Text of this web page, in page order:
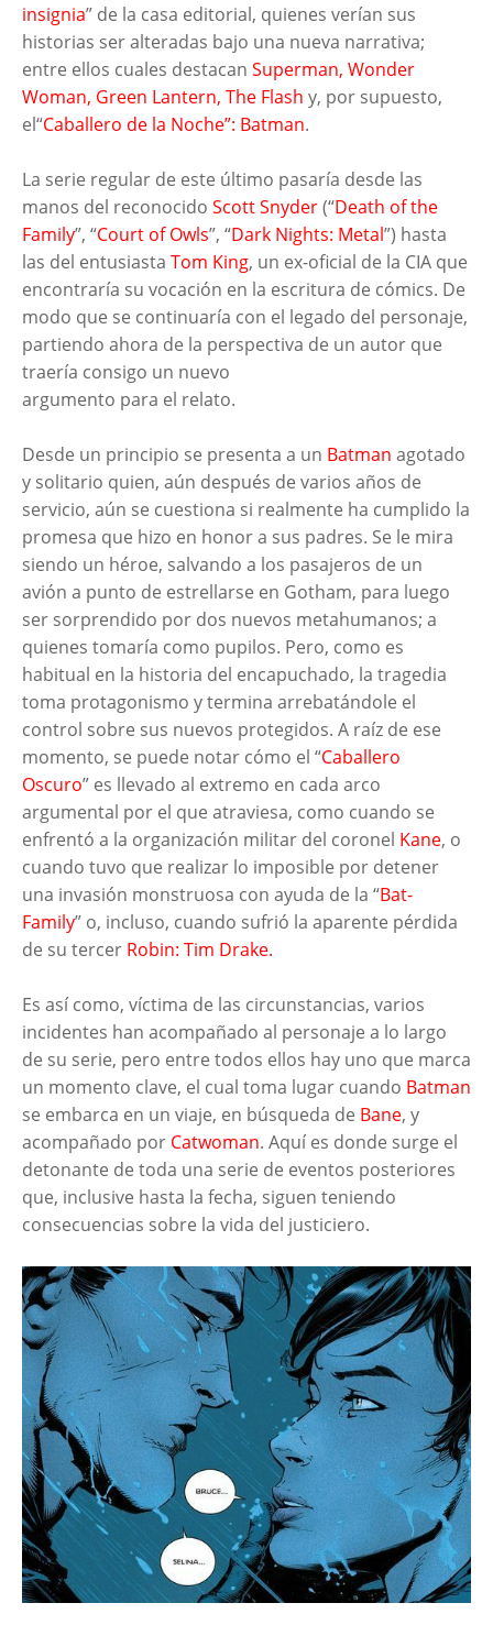
insignia” de la casa editorial, quienes verían sus
historias ser alteradas bajo una nueva narrativa;
entre ellos cuales destacan Superman, Wonder
Woman, Green Lantern, The Flash y, por supuesto,
el“Caballero de la Noche”: Batman.
La serie regular de este último pasaría desde las
manos del reconocido Scott Snyder(“Death of the
Family”, “Court of Owls”, “Dark Nights: Metal”) hasta
las del entusiasta Tom King, un ex-oficial de la CIA que
encontraría su vocación en la escritura de cómics. De
modo que se continuaría con el legado del personaje,
partiendo ahora de la perspectiva de un autor que
traería consigo un nuevo
argumento para el relato.
Desde un principio se presenta a un Batman agotado
y solitario quien, aún después de varios años de
servicio, aún se cuestiona si realmente ha cumplido la
promesa que hizo en honor a sus padres. Se le mira
siendo un héroe, salvando a los pasajeros de un
avión a punto de estrellarse en Gotham, para luego
ser sorprendido por dos nuevos metahumanos; a
quienes tomaría como pupilos. Pero, como es
habitual en la historia del encapuchado, la tragedia
toma protagonismo y termina arrebatándole el
control sobre sus nuevos protegidos. A raíz de ese
momento, se puede notar cómo el “Caballero
Oscuro” es llevado al extremo en cada arco
argumental por el que atraviesa, como cuando se
enfrentó a la organización militar del coronel Kane, o
cuando tuvo que realizar lo imposible por detener
una invasión monstruosa con ayuda de la “Bat-
Family” o, incluso, cuando sufrió la aparente pérdida
de su tercer Robin: Tim Drake.
Es así como, víctima de las circunstancias, varios
incidentes han acompañado al personaje a lo largo
de su serie, pero entre todos ellos hay uno que marca
un momento clave, el cual toma lugar cuando Batman
se embarca en un viaje, en búsqueda de Bane, y
acompañado por Catwoman. Aquí es donde surge el
detonante de toda una serie de eventos posteriores
que, inclusive hasta la fecha, siguen teniendo
consecuencias sobre la vida del justiciero.